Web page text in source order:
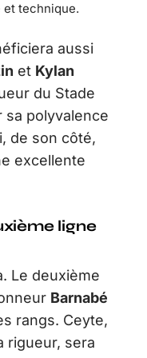
et technique.
aussi
et Kylan
du Stade
sa polyvalence
de son côté,
excellente
ligne
Le deuxième
Barnabé
rangs. Ceyte,
rigueur, sera